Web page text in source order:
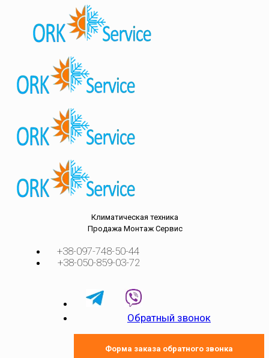
Климатическая техника
Продажа Монтаж Сервис
+38-097-748-50-44
+38-050-859-03-72
Обратный звонок
Форма заказа обратного звонка